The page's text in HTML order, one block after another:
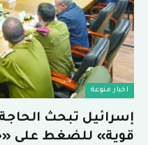
اخبار منوعة
إسرائيل تبحث
قوية» للضغط على